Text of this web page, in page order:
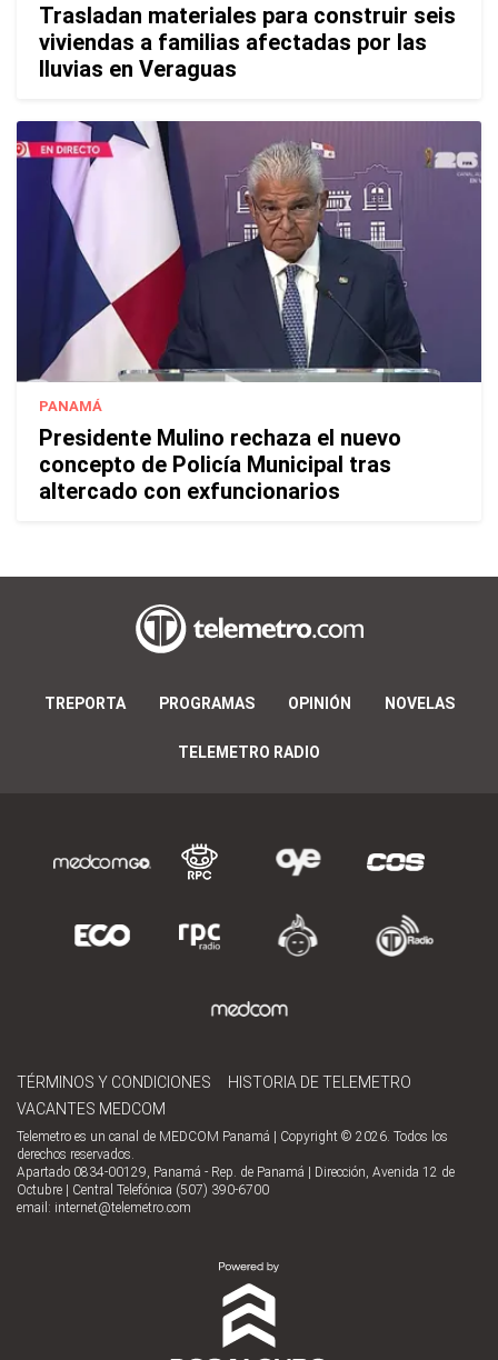
Trasladan materiales para construir seis
viviendas a familias afectadas por las
lluvias en Veraguas
PANAMÁ
Presidente Mulino rechaza el nuevo
concepto de Policía Municipal tras
altercado con exfuncionarios
TREPORTA PROGRAMAS OPINIÓN NOVELAS
TELEMETRO RADIO
TÉRMINOS Y CONDICIONES
HISTORIA DE TELEMETRO
VACANTES MEDCOM
Telemetro es un canal de MEDCOM Panamá | Copyright © 2026. Todos los
derechos reservados.
Apartado 0834-00129, Panamá - Rep. de Panamá | Dirección, Avenida 12 de
Octubre | Central Telefónica (507) 390-6700
email: internet@telemetro.com